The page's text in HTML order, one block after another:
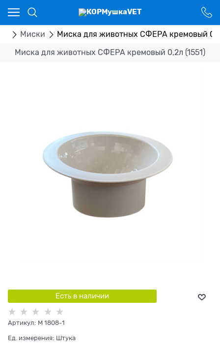
Миски Миска для животных СФЕРА кремовый
Миска для животных СФЕРА кремовый 0,2л (1551)
Есть в наличии
Артикул: М 1808-1
Ед. измерения: Штука
Ваш город - Костанай,
угадали?
НЕТ